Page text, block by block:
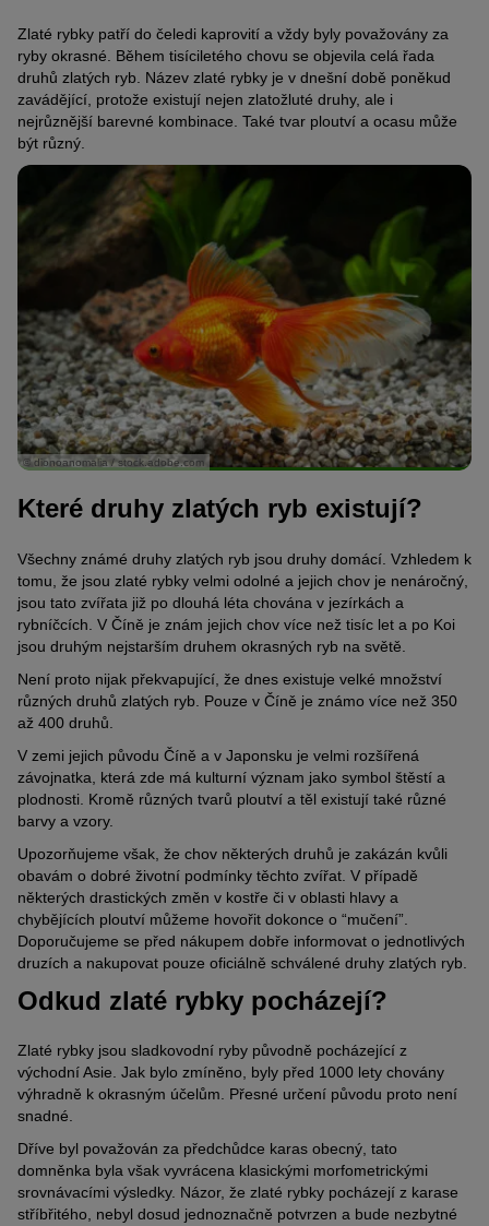
Zlaté rybky patří do čeledi kaprovití a vždy byly považovány za
ryby okrasné. Během tisíciletého chovu se objevila celá řada
druhů zlatých ryb. Název zlaté rybky je v dnešní době poněkud
zavádějící, protože existují nejen zlatožluté druhy, ale i
nejrůznější barevné kombinace. Také tvar ploutví a ocasu může
být různý.
© dionoanomalia / stock.adobe.com
Které druhy zlatých ryb existují?
Všechny známé druhy zlatých ryb jsou druhy domácí. Vzhledem k
tomu, že jsou zlaté rybky velmi odolné a jejich chov je nenáročný,
jsou tato zvířata již po dlouhá léta chována v jezírkách a
rybníčcích. V Číně je znám jejich chov více než tisíc let a po Koi
jsou druhým nejstarším druhem okrasných ryb na světě.
Není proto nijak překvapující, že dnes existuje velké množství
různých druhů zlatých ryb. Pouze v Číně je známo více než 350
až 400 druhů.
V zemi jejich původu Číně a v Japonsku je velmi rozšířená
závojnatka, která zde má kulturní význam jako symbol štěstí a
plodnosti. Kromě různých tvarů ploutví a těl existují také různé
barvy a vzory.
Upozorňujeme však, že chov některých druhů je zakázán kvůli
obavám o dobré životní podmínky těchto zvířat. V případě
některých drastických změn v kostře či v oblasti hlavy a
chybějících ploutví můžeme hovořit dokonce o “mučení”.
Doporučujeme se před nákupem dobře informovat o jednotlivých
druzích a nakupovat pouze oficiálně schválené druhy zlatých ryb.
Odkud zlaté rybky pocházejí?
Zlaté rybky jsou sladkovodní ryby původně pocházející z
východní Asie. Jak bylo zmíněno, byly před 1000 lety chovány
výhradně k okrasným účelům. Přesné určení původu proto není
snadné.
Dříve byl považován za předchůdce karas obecný, tato
domněnka byla však vyvrácena klasickými morfometrickými
srovnávacími výsledky. Názor, že zlaté rybky pocházejí z karase
stříbřitého, nebyl dosud jednoznačně potvrzen a bude nezbytné